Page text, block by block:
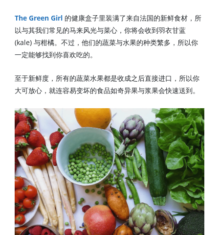
The Green Girl 的健康盒子里装满了来自法国的新鲜食材，所
以与其我们常见的马来风光与菜心，你将会收到羽衣甘蓝
(kale) 与柑橘。不过，他们的蔬菜与水果的种类繁多，所以你
一定能够找到你喜欢吃的。
至于新鲜度，所有的蔬菜水果都是收成之后直接进口，所以你
大可放心，就连容易变坏的食品如奇异果与浆果会快速送到。